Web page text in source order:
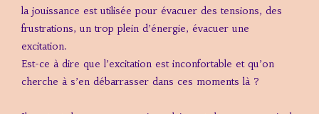
la jouissance est utilisée pour évacuer des tensions, des
frustrations, un trop plein d’énergie, évacuer une
excitation.
Est-ce à dire que l’excitation est inconfortable et qu’on
cherche à s’en débarrasser dans ces moments là ?